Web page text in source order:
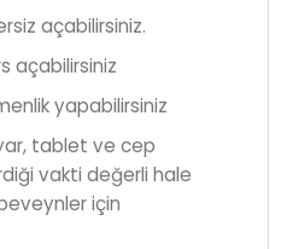
açabilirsiniz.
açabilirsiniz
yapabilirsiniz
tablet ve cep
vakti değerli hale
için